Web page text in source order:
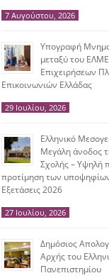
7 Αυγούστου, 2026
Υπογραφή
μεταξύ του
Επιχειρήσεων
Επικοινωνιών Ελλάδας
29 Ιουλίου, 2026
Ελληνικό
Μεγάλη άνοδος
Σχολής – Υψηλή
προτίμηση των
Εξετάσεις 2026
27 Ιουλίου, 2026
Δημόσιος
Αρχής του
Πανεπιστημίου